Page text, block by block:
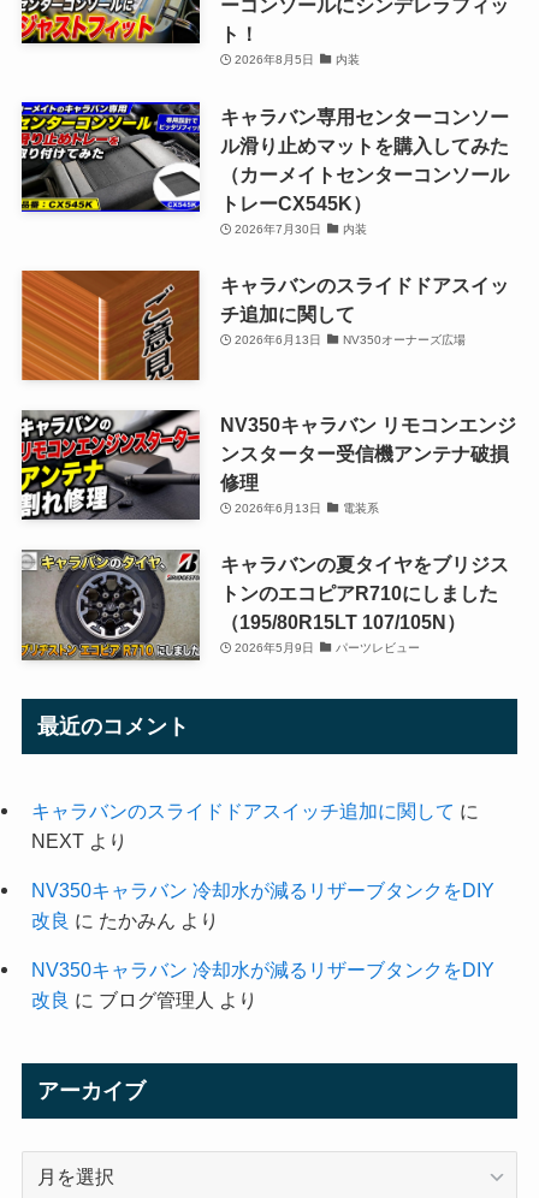
ーコンソールにシンデレラフィッ
ト！
2026年8月5日 内装
キャラバン専用センターコンソー
ル滑り止めマットを購入してみた
（カーメイトセンターコンソール
トレーCX545K）
2026年7月30日 内装
キャラバンのスライドドアスイッ
チ追加に関して
2026年6月13日 NV350オーナーズ広場
NV350キャラバン リモコンエンジ
ンスターター受信機アンテナ破損
修理
2026年6月13日 電装系
キャラバンの夏タイヤをブリジス
トンのエコピアR710にしました
（195/80R15LT 107/105N）
2026年5月9日 パーツレビュー
最近のコメント
キャラバンのスライドドアスイッチ追加に関して に
NEXTより
NV350キャラバン 冷却水が減るリザーブタンクをDIY
改良 に たかみん より
NV350キャラバン 冷却水が減るリザーブタンクをDIY
改良 に ブログ管理人 より
アーカイブ